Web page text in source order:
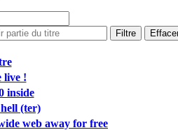
Filtre
live !
inside
(ter)
web away for free